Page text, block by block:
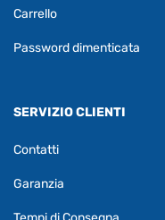
Carrello
Password dimenticata
SERVIZIO CLIENTI
Contatti
Garanzia